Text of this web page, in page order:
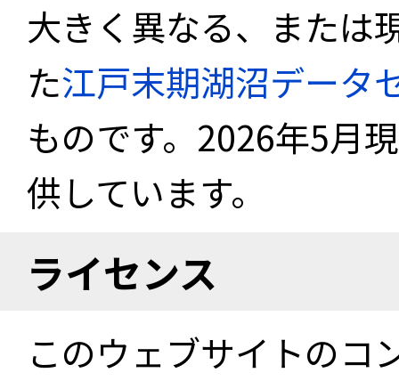
大きく異なる、または
た江戸末期湖沼データ
ものです。2026年5月
供しています。
ライセンス
このウェブサイトのコ